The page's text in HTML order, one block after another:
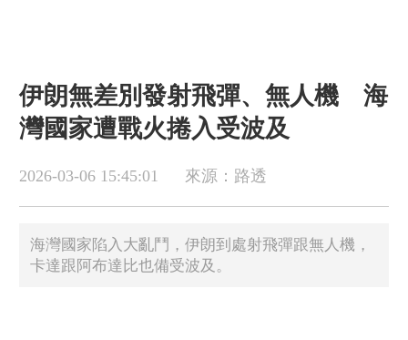
伊朗無差別發射飛彈、無人機 海
灣國家遭戰火捲入受波及
2026-03-06 15:45:01 來源：路透
海灣國家陷入大亂鬥，伊朗到處射飛彈跟無人機，
卡達跟阿布達比也備受波及。